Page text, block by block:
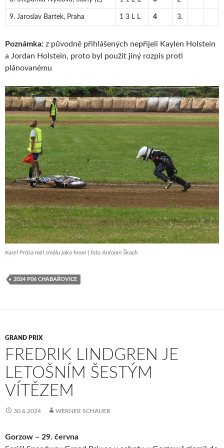
9. Jaroslav Bartek, Praha 1 3 L L 4 3.
Poznámka: z původně přihlášených nepřijeli Kaylen Holstein
a Jordan Holstein, proto byl použit jiný rozpis proti
plánovanému
Karel Průša měl smůlu jako hrom | foto Antonín Škach
2024 P06 CHABAŘOVICE
GRAND PRIX
FREDRIK LINDGREN JE
LETOŠNÍM ŠESTÝM
VÍTĚZEM
30.6.2024 WERNER SCHAUER
Gorzow – 29. června